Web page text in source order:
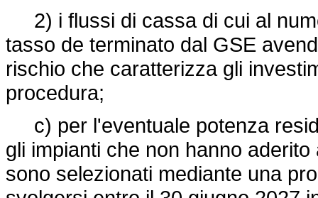
2) i flussi di cassa di cui al
tasso de terminato dal GSE
rischio che caratterizza gli
procedura;
c) per l'eventuale potenza
gli impianti che non hanno
sono selezionati mediante una